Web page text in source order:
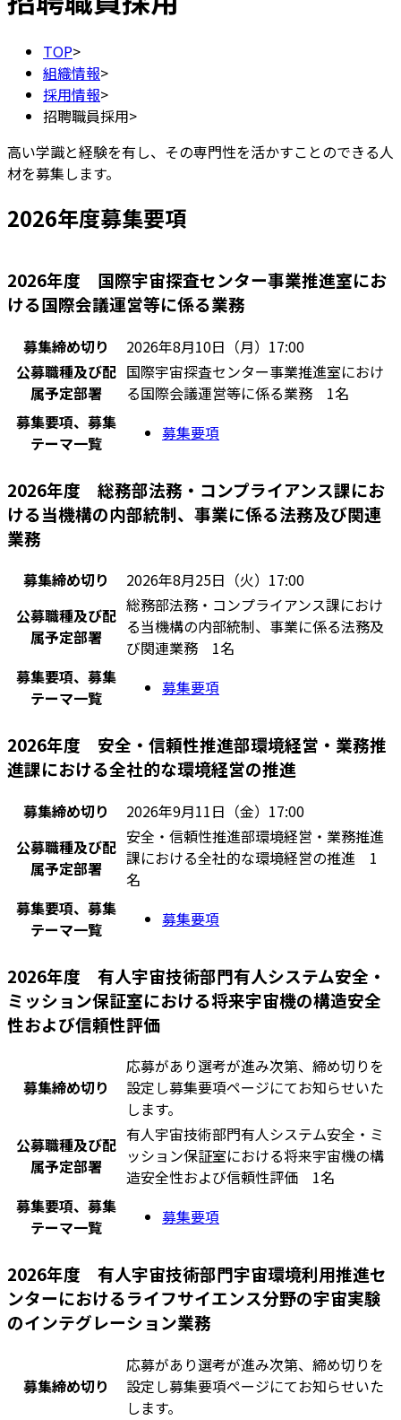
TOP>
組織情報>
採用情報>
招聘職員採用>
高い学識と経験を有し、その専門性を活かすことのできる人
材を募集します。
2026年度募集要項
2026年度 国際宇宙探査センター事業推進室にお
ける国際会議運営等に係る業務
募集締め切り
2026年8月10日（月）17:00
公募職種及び配
属予定部署
国際宇宙探査センター事業推進室におけ
る国際会議運営等に係る業務 1名
募集要項、募集
テーマ一覧
募集要項
2026年度 総務部法務・コンプライアンス課にお
ける当機構の内部統制、事業に係る法務及び関連
業務
募集締め切り
2026年8月25日（火）17:00
公募職種及び配
属予定部署
総務部法務・コンプライアンス課におけ
る当機構の内部統制、事業に係る法務及
び関連業務 1名
募集要項、募集
テーマ一覧
募集要項
2026年度 安全・信頼性推進部環境経営・業務推
進課における全社的な環境経営の推進
募集締め切り
2026年9月11日（金）17:00
公募職種及び配
属予定部署
安全・信頼性推進部環境経営・業務推進
課における全社的な環境経営の推進 1
名
募集要項、募集
テーマ一覧
募集要項
2026年度 有人宇宙技術部門有人システム安全・
ミッション保証室における将来宇宙機の構造安全
性および信頼性評価
募集締め切り
応募があり選考が進み次第、締め切りを
設定し募集要項ページにてお知らせいた
します。
公募職種及び配
属予定部署
有人宇宙技術部門有人システム安全・ミ
ッション保証室における将来宇宙機の構
造安全性および信頼性評価 1名
募集要項、募集
テーマ一覧
募集要項
2026年度 有人宇宙技術部門宇宙環境利用推進セ
ンターにおけるライフサイエンス分野の宇宙実験
のインテグレーション業務
募集締め切り
応募があり選考が進み次第、締め切りを
設定し募集要項ページにてお知らせいた
します。